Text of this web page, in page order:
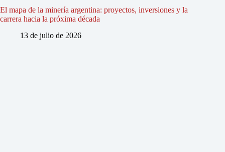
El mapa de la minería argentina: proyectos, inversiones y la
carrera hacia la próxima década
13 de julio de 2026